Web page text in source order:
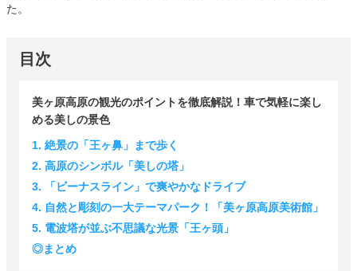
た。
目次
美ヶ原高原の観光のポイントを徹底解説！車で気軽に楽し
める美しの景色
1. 絶景の「王ヶ鼻」まで歩く
2. 高原のシンボル「美しの塔」
3. 「ビーナスライン」で爽やかなドライブ
4. 自然と彫刻の一大テーマパーク！「美ヶ原高原美術館」
5. 電波塔が並ぶ不思議な光景「王ヶ頭」
◎まとめ